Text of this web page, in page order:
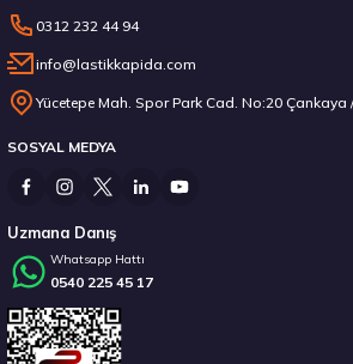
13.678,50 ₺
Stokta 3 Adet
0312 232 44 94
info@lastikkapida.com
Yücetepe Mah. Spor Park Cad. No:20 Çankaya
SOSYAL MEDYA
Uzmana Danış
Whatsapp Hattı
0540 225 45 17